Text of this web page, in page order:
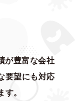
が豊富な会社
要望にも対応
。